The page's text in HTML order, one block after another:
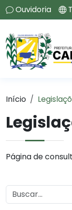
Ouvidoria
Início
Página de